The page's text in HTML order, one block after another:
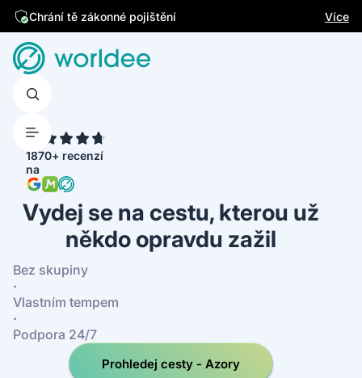
Jsme česká firma Více
1870+ recenzí
na
Vydej se na cestu, kterou už
někdo opravdu zažil
Bez skupiny
·
Vlastním tempem
·
Podpora 24/7
Prohledej cesty - Azory